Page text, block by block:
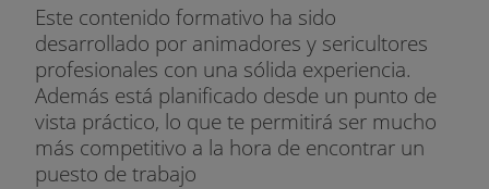
Este contenido formativo ha sido
desarrollado por animadores y sericultores
profesionales con una sólida experiencia.
Además está planificado desde un punto de
vista práctico, lo que te permitirá ser mucho
más competitivo a la hora de encontrar un
puesto de trabajo